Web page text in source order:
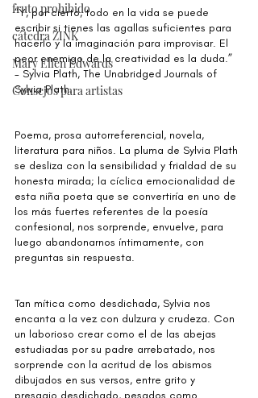
fruto prohibido
cátedra ZINK
Mary Ellen Edwards
Consejos para artistas
“Y, por cierto, todo en la vida se puede
escribir si tienes las agallas suficientes para
hacerlo y la imaginación para improvisar. El
peor enemigo de la creatividad es la duda.”
- Sylvia Plath, The Unabridged Journals of
Sylvia Plath.
Poema, prosa autorreferencial, novela,
literatura para niños. La pluma de Sylvia Plath
se desliza con la sensibilidad y frialdad de su
honesta mirada; la cíclica emocionalidad de
esta niña poeta que se convertiría en uno de
los más fuertes referentes de la poesía
confesional, nos sorprende, envuelve, para
luego abandonarnos íntimamente, con
preguntas sin respuesta.
Tan mítica como desdichada, Sylvia nos
encanta a la vez con dulzura y crudeza. Con
un laborioso crear como el de las abejas
estudiadas por su padre arrebatado, nos
sorprende con la acritud de los abismos
dibujados en sus versos, entre grito y
presagio desdichado, pesados como